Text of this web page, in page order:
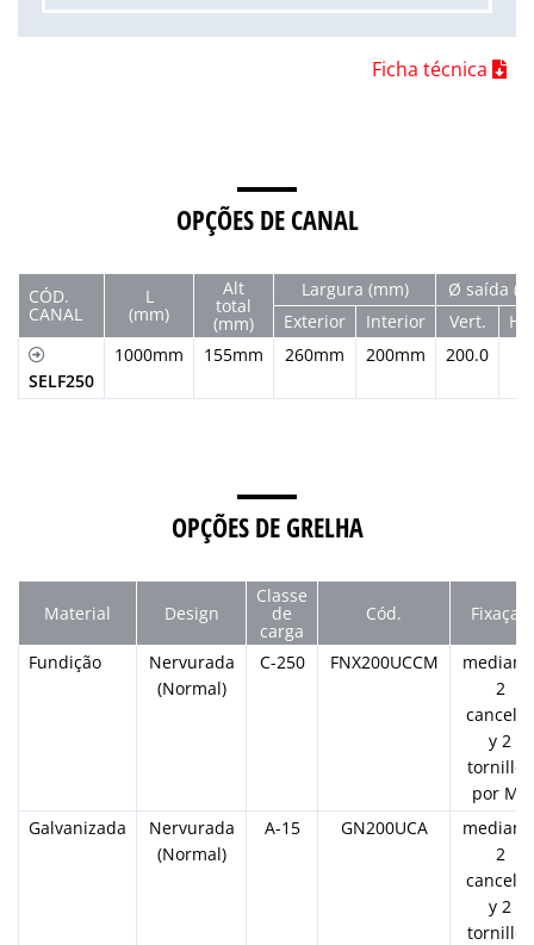
Ficha técnica
OPÇÕES DE CANAL
CÓD.
CANAL
L
(mm)
Alt
total
(mm)
Largura (mm)
Ø saída
Exterior
Interior Vert.
SELF250
1000mm 155mm 260mm 200mm 200.0
OPÇÕES DE GRELHA
Material Design
Classe
de
carga
Cód. Fixaçao
Fundição
Nervurada
(Normal)
C-250 FNX200UCCM
2
cancelas
y 2
tornillos
por ML
Galvanizada
Nervurada
(Normal)
A-15 GN200UCA
2
cancelas
y 2
tornillos